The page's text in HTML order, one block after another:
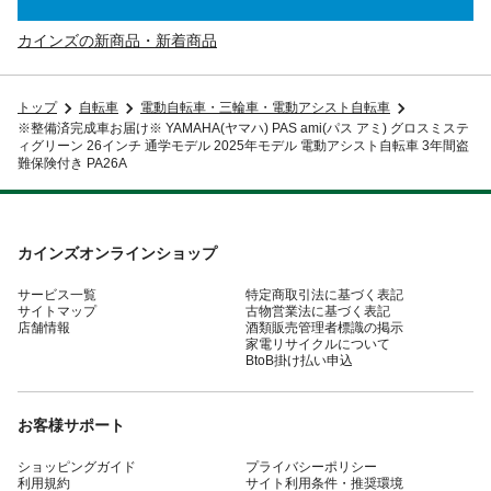
カインズの新商品・新着商品
トップ 自転車
電動自転車・三輪車・電動アシスト自転車
※整備済完成車お届け※ YAMAHA(ヤマハ) PAS ami(パス アミ) グロスミステ
ィグリーン 26インチ 通学モデル 2025年モデル 電動アシスト自転車 3年間盗
難保険付き PA26A
カインズオンラインショップ
サービス一覧
サイトマップ
店舗情報
特定商取引法に基づく表記
古物営業法に基づく表記
酒類販売管理者標識の掲示
家電リサイクルについて
BtoB掛け払い申込
お客様サポート
ショッピングガイド
利用規約
プライバシーポリシー
サイト利用条件・推奨環境